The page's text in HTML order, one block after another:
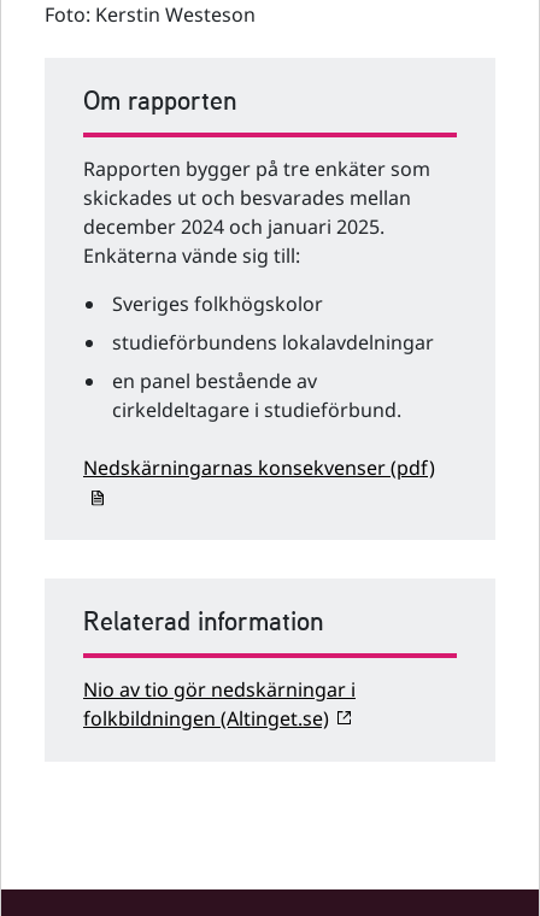
Foto: Kerstin Westeson
Om rapporten
Rapporten bygger på tre enkäter som
skickades ut och besvarades mellan
december 2024 och januari 2025.
Enkäterna vände sig till:
Sveriges folkhögskolor
studieförbundens lokalavdelningar
en panel bestående av
cirkeldeltagare i studieförbund.
Nedskärningarnas konsekvenser (pdf)
Relaterad information
Nio av tio gör nedskärningar i
folkbildningen (Altinget.se)